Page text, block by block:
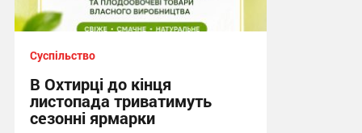
Суспільство
В Охтирці до кінця
листопада триватимуть
сезонні ярмарки